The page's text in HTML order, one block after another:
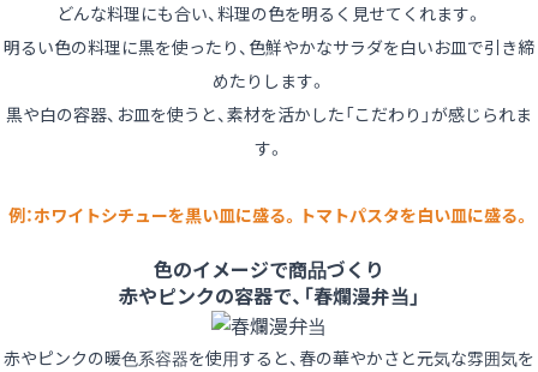
どんな料理にも合い、料理の色を明るく見せてくれます。
明るい色の料理に黒を使ったり、色鮮やかなサラダを白いお皿で引き締
めたりします。
黒や白の容器、お皿を使うと、素材を活かした「こだわり」が感じられま
す。
例：ホワイトシチューを黒い皿に盛る。トマトパスタを白い皿に盛る。
色のイメージで商品づくり
赤やピンクの容器で、「春爛漫弁当」
赤やピンクの暖色系容器を使用すると、春の華やかさと元気な雰囲気を